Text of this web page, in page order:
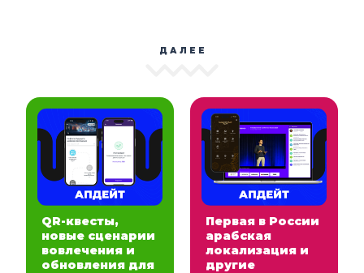
ДАЛЕЕ
QR-квесты,
новые сценарии
вовлечения и
обновления для
Первая в России
арабская
локализация и
другие